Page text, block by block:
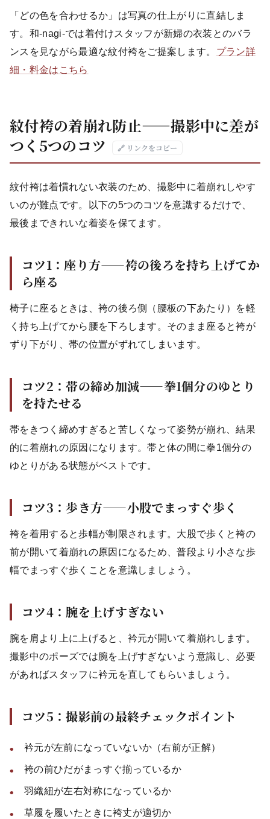
「どの色を合わせるか」は写真の仕上がりに直結しま
す。和-nagi-では着付けスタッフが新婦の衣装とのバラ
ンスを見ながら最適な紋付袴をご提案します。 プラン詳
細・料金はこちら
紋付袴の着崩れ防止——撮影中に差が
つく5つのコツ
🔗 リンクをコピー
紋付袴は着慣れない衣装のため、撮影中に着崩れしやす
いのが難点です。以下の5つのコツを意識するだけで、
最後まできれいな着姿を保てます。
コツ1：座り方——袴の後ろを持ち上げてか
ら座る
椅子に座るときは、袴の後ろ側（腰板の下あたり）を軽
く持ち上げてから腰を下ろします。そのまま座ると袴が
ずり下がり、帯の位置がずれてしまいます。
コツ2：帯の締め加減——拳1個分のゆとり
を持たせる
帯をきつく締めすぎると苦しくなって姿勢が崩れ、結果
的に着崩れの原因になります。帯と体の間に拳1個分の
ゆとりがある状態がベストです。
コツ3：歩き方——小股でまっすぐ歩く
袴を着用すると歩幅が制限されます。大股で歩くと袴の
前が開いて着崩れの原因になるため、普段より小さな歩
幅でまっすぐ歩くことを意識しましょう。
コツ4：腕を上げすぎない
腕を肩より上に上げると、衿元が開いて着崩れします。
撮影中のポーズでは腕を上げすぎないよう意識し、必要
があればスタッフに衿元を直してもらいましょう。
コツ5：撮影前の最終チェックポイント
衿元が左前になっていないか（右前が正解）
袴の前ひだがまっすぐ揃っているか
羽織紐が左右対称になっているか
草履を履いたときに袴丈が適切か